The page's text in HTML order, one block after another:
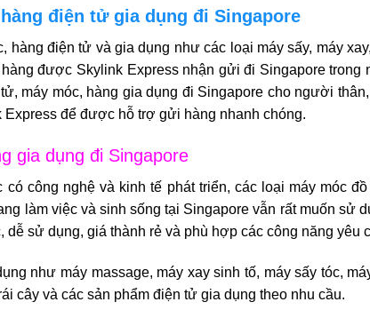
điện tử gia dụng đi Singapore
hàng điện tử và gia dụng như các loại máy sấy, máy
được Skylink Express nhận gửi đi Singapore trong
máy móc, hàng gia dụng đi Singapore cho người
Express để được hỗ trợ gửi hàng nhanh chóng.
gia dụng đi Singapore
có công nghệ và kinh tế phát triển, các loại máy móc
làm việc và sinh sống tại Singapore vẫn rất muốn sử
dễ sử dụng, giá thành rẻ và phù hợp các công năng yêu
như máy massage, máy xay sinh tố, máy sấy tóc,
cây và các sản phẩm điện tử gia dụng theo nhu cầu.